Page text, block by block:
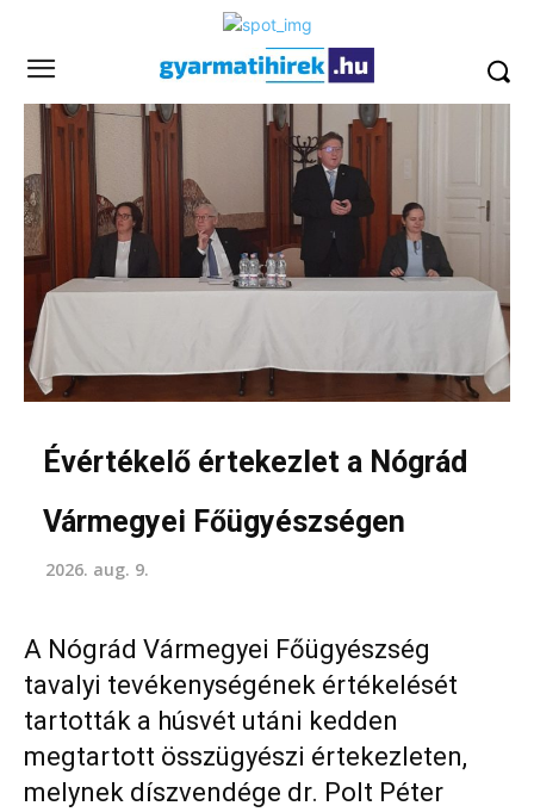
Évértékelő értekezlet a Nógrád
Vármegyei Főügyészségen
2026. aug. 9.
A Nógrád Vármegyei Főügyészség
tavalyi tevékenységének értékelését
tartották a húsvét utáni kedden
megtartott összügyészi értekezleten,
melynek díszvendége dr. Polt Péter